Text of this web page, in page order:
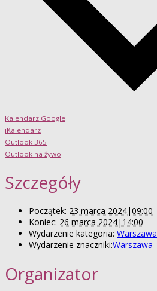
Kalendarz Google
iKalendarz
Outlook 365
Outlook na żywo
Szczegóły
Początek: 23 marca 2024|09:00
Koniec: 26 marca 2024|14:00
Wydarzenie kategoria: Warszawa
Wydarzenie znaczniki:Warszawa
Organizator